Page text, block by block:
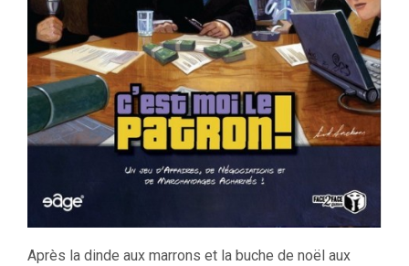
Après la dinde aux marrons et la buche de noël aux